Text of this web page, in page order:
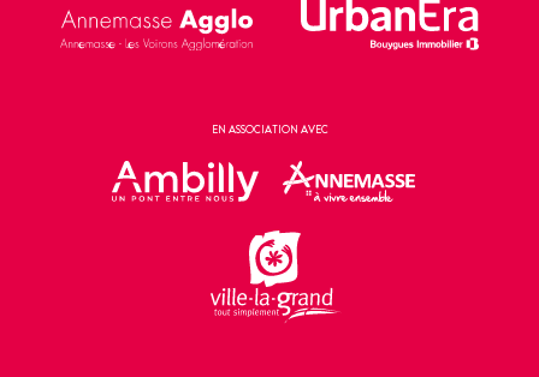
EN ASSOCIATION AVEC